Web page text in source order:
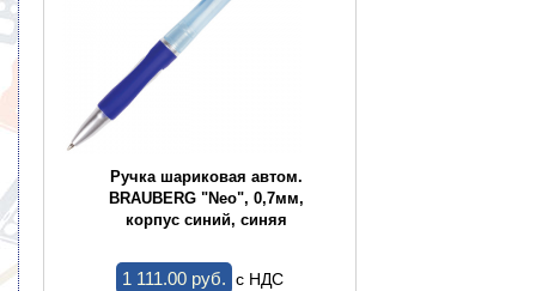
Ручка шариковая автом.
BRAUBERG "Neo", 0,7мм,
корпус синий, синяя
1 111.00 pуб. c НДС